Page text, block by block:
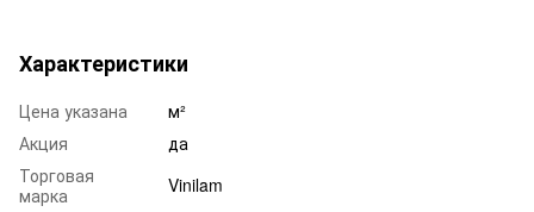
Характеристики
Цена указана
м²
Акция
да
Торговая
марка
Vinilam